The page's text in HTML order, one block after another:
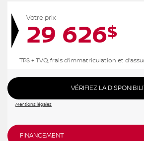
Votre prix
29 626$
TPS + TVQ, frais d'immatriculation et
VÉRIFIEZ LA
Mentions légales
FINANCEMENT